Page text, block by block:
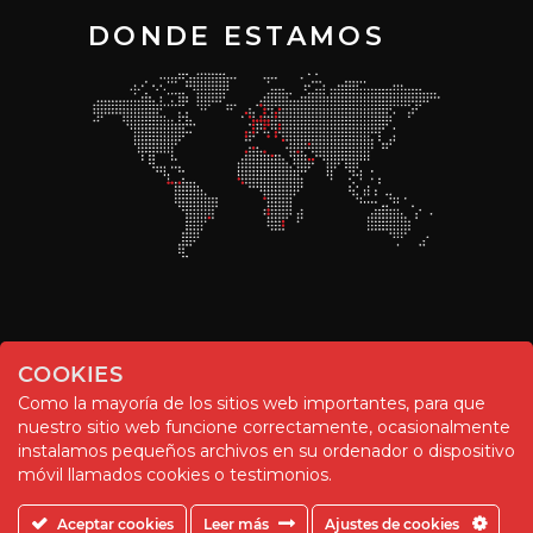
DONDE ESTAMOS
© Chemitool – 2020. All rights reserved.
COOKIES
Como la mayoría de los sitios web importantes, para que
nuestro sitio web funcione correctamente, ocasionalmente
instalamos pequeños archivos en su ordenador o dispositivo
móvil llamados cookies o testimonios.
Aceptar cookies Leer más Ajustes de cookies